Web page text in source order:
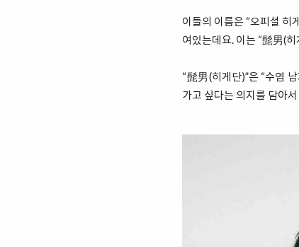
이들의 이름은 “오피셜 히
여있는데요. 이는 “髭男(히
“髭男(히게단)”은 “수염
가고 싶다는 의지를 담아